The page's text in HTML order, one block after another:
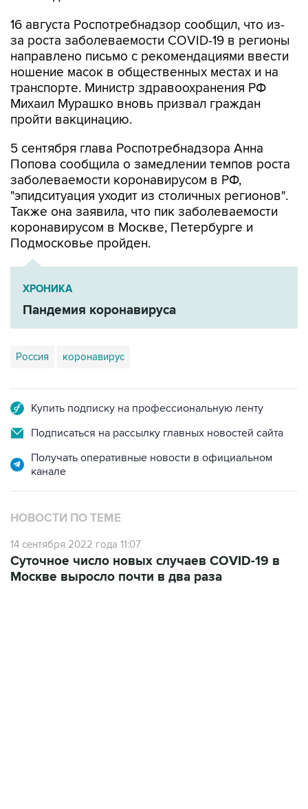
16 августа Роспотребнадзор сообщил, что из-
за роста заболеваемости COVID-19 в регионы
направлено письмо с рекомендациями ввести
ношение масок в общественных местах и на
транспорте. Министр здравоохранения РФ
Михаил Мурашко вновь призвал граждан
пройти вакцинацию.
5 сентября глава Роспотребнадзора Анна
Попова сообщила о замедлении темпов роста
заболеваемости коронавирусом в РФ,
"эпидситуация уходит из столичных регионов".
Также она заявила, что пик заболеваемости
коронавирусом в Москве, Петербурге и
Подмосковье пройден.
ХРОНИКА
Пандемия коронавируса
Россия коронавирус
Купить подписку на профессиональную ленту
Подписаться на рассылку главных новостей сайта
Получать оперативные новости в официальном
канале
НОВОСТИ ПО ТЕМЕ
14 сентября 2022 года 11:07
Суточное число новых случаев COVID-19 в
Москве выросло почти в два раза